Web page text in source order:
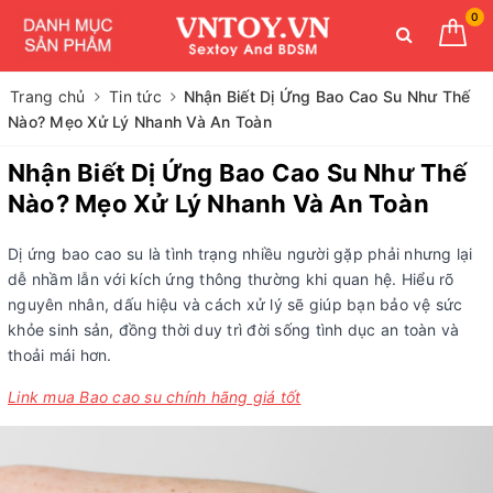
0
Trang chủ Tin tức
Nhận Biết Dị Ứng Bao Cao Su Như Thế
Nào? Mẹo Xử Lý Nhanh Và An Toàn
Nhận Biết Dị Ứng Bao Cao Su Như Thế
Nào? Mẹo Xử Lý Nhanh Và An Toàn
Dị ứng bao cao su là tình trạng nhiều người gặp phải nhưng lại
dễ nhầm lẫn với kích ứng thông thường khi quan hệ. Hiểu rõ
nguyên nhân, dấu hiệu và cách xử lý sẽ giúp bạn bảo vệ sức
khỏe sinh sản, đồng thời duy trì đời sống tình dục an toàn và
thoải mái hơn.
Link mua Bao cao su chính hãng giá tốt